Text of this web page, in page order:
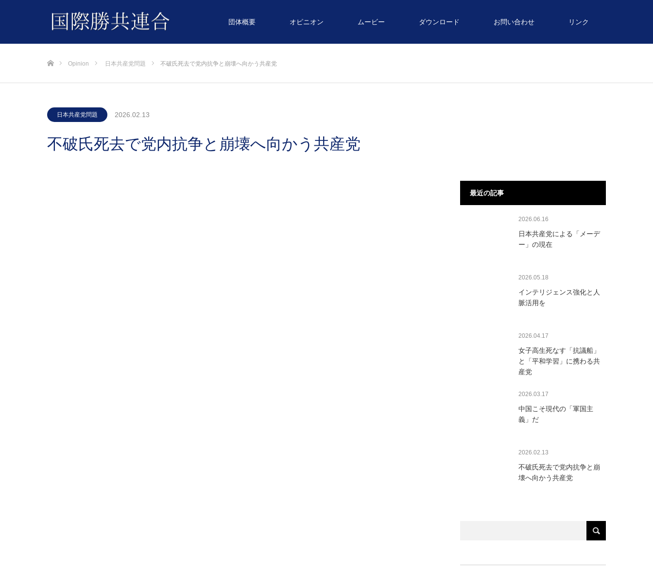
団体概要 オピニオン ムービー ダウンロード お問い合わせ リンク
Opinion 日本共産党問題 不破氏死去で党内抗争と崩壊へ向かう共産党
日本共産党問題 2026.02.13
不破氏死去で党内抗争と崩壊へ向かう共産党
最近の記事
2026.06.16
日本共産党による「メーデ
ー」の現在
2026.05.18
インテリジェンス強化と人
脈活用を
2026.04.17
女子高生死なす「抗議船」
と「平和学習」に携わる共
産党
2026.03.17
中国こそ現代の「軍国主
義」だ
2026.02.13
不破氏死去で党内抗争と崩
壊へ向かう共産党